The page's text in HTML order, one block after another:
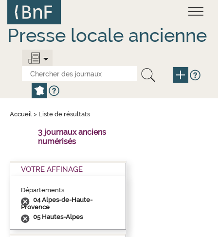
contenu
principal
Presse locale ancienne
Accueil > Liste de résultats
3 journaux anciens
numérisés
VOTRE AFFINAGE
Départements
04 Alpes-de-Haute-
Provence
05 Hautes-Alpes
Panneau de gestion des cookies